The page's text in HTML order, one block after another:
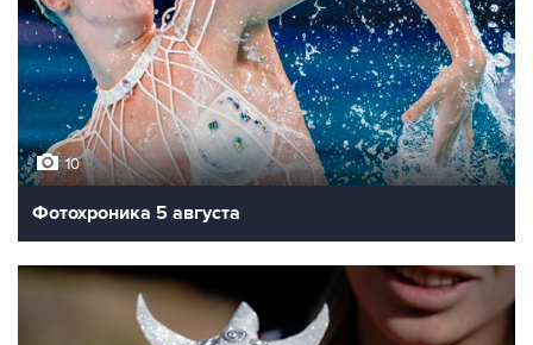
10
Фотохроника 5 августа